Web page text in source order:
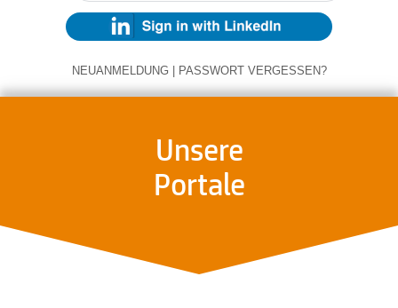
NEUANMELDUNG | PASSWORT VERGESSEN?
Unsere
Portale